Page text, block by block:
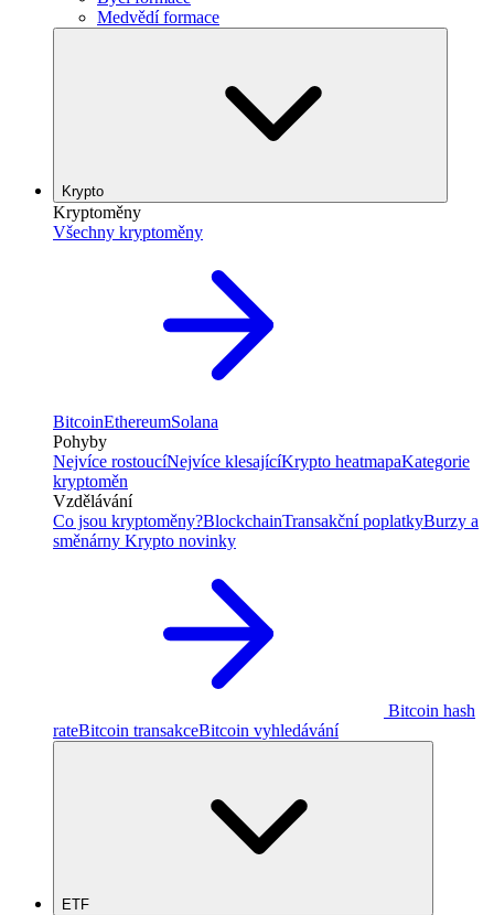
Medvědí formace
Krypto
Kryptoměny
Všechny kryptoměny
BitcoinEthereumSolana
Pohyby
Nejvíce rostoucíNejvíce klesajícíKrypto heatmapaKategorie
kryptoměn
Vzdělávání
Co jsou kryptoměny?BlockchainTransakční poplatkyBurzy a
směnárny Krypto novinky
Bitcoin hash
rateBitcoin transakceBitcoin vyhledávání
ETF